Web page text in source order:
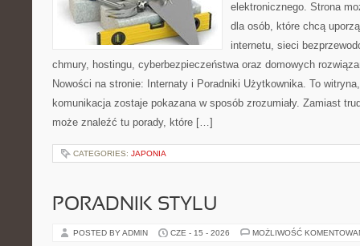
elektronicznego. Strona
dla osób, które chcą
internetu, sieci
chmury, hostingu, cyberbezpieczeństwa oraz domowych
Nowości na stronie: Internaty i Poradniki Użytkownika. To
komunikacja zostaje pokazana w sposób zrozumiały. Zamiast
może znaleźć tu porady, które […]
CATEGORIES: JAPONIA
PORADNIK STYLU
POSTED BY ADMIN CZE - 15 - 2026 MOŻLIWOŚĆ